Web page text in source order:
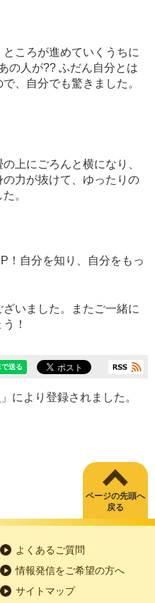
ころが進めていくうちに
の人が?? ふだん自分とは
、自分でも驚きました。
上にごろんと横になり、
力が抜けて、ゆったりの
。
！自分を知り、自分をもっ
いました。またご一緒に
！
」により登録されました。
ページの先頭へ
戻る
よくあるご質問
情報発信をご希望の方へ
サイトマップ